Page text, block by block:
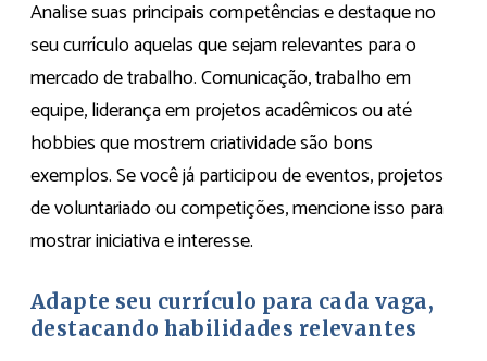
Analise suas principais competências e destaque no
seu currículo aquelas que sejam relevantes para o
mercado de trabalho. Comunicação, trabalho em
equipe, liderança em projetos acadêmicos ou até
hobbies que mostrem criatividade são bons
exemplos. Se você já participou de eventos, projetos
de voluntariado ou competições, mencione isso para
mostrar iniciativa e interesse.
Adapte seu currículo para cada vaga,
destacando habilidades relevantes